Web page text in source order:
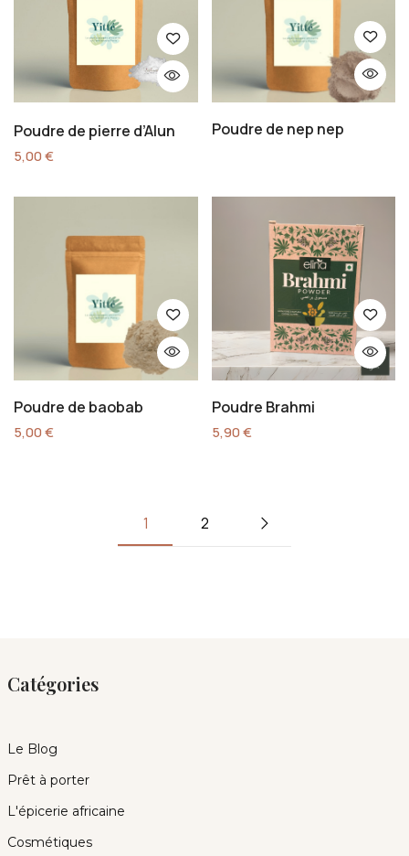
Poudre de pierre d’Alun
5,00€
Poudre de nep nep
Poudre de baobab
5,00€
Poudre Brahmi
5,90€
1 2
Catégories
Le Blog
Prêt à porter
L'épicerie africaine
Cosmétiques